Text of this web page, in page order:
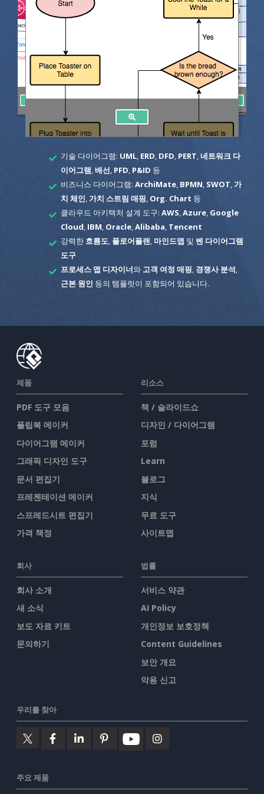
기술 다이어그램: UML, ERD DFD PERT 네트워크 다
이어그램 배선 PFD P&ID 등
비즈니스 다이어그램: ArchiMate, BPMN SWOT 가
치 체인 가치 스트림 매핑 Org. Chart 등
클라우드 아키텍처 설계 도구: AWS Azure, Google
Cloud IBM Oracle, Alibaba Tencent
강력한 흐름도 플로어플랜 마인드맵 및 벤 다이어그램
도구
프로세스 맵 디자이너와 고객 여정 매핑 경쟁사 분석
근본 원인 등의 템플릿이 포함되어 있습니다.
제품
PDF 도구 모음
플립북 메이커
다이어그램 메이커
그래픽 디자인 도구
문서 편집기
프레젠테이션 메이커
스프레드시트 편집기
가격 책정
리소스
책 / 슬라이드쇼
디자인 / 다이어그램
포럼
Learn
블로그
지식
무료 도구
사이트맵
회사
회사 소개
새 소식
보도 자료 키트
문의하기
법률
서비스 약관
AI Policy
개인정보 보호정책
Content Guidelines
보안 개요
악용 신고
우리를 찾아
주요 제품